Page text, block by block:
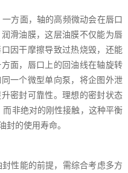
方面，轴的高频微动会在唇口
滑油膜，这层油膜不仅能为唇
因干摩擦导致过热烧毁，还能
面，唇口上的回油线在轴旋转
一个微型单向泵，将企图外泄
密封可靠性。理想的密封状态
而非绝对的刚性接触，这种平衡
封的使用寿命。
性能的前提，需综合考虑多方